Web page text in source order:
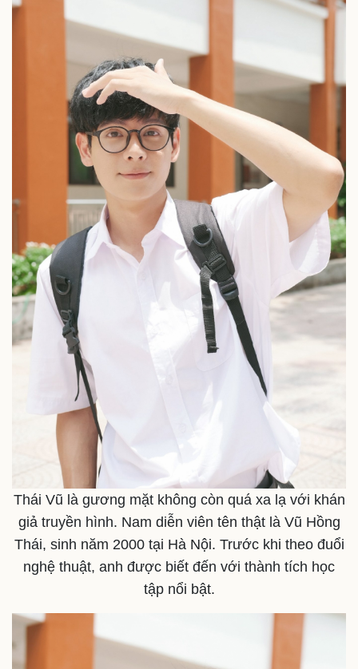
Kinh tế
Thị trường
Tiêu dùng
Thái Vũ là gương mặt không còn quá xa lạ với khán
giả truyền hình. Nam diễn viên tên thật là Vũ Hồng
Thái, sinh năm 2000 tại Hà Nội. Trước khi theo đuổi
nghệ thuật, anh được biết đến với thành tích học
tập nổi bật.